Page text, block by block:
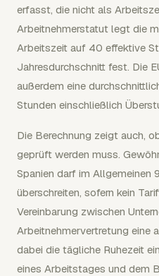
erfasst, die nicht als
Arbeitnehmerstatut legt die
Arbeitszeit auf 40 effektive
Jahresdurchschnitt fest. Die
außerdem eine
Stunden einschließlich
Die Berechnung zeigt auch,
geprüft werden muss.
Spanien darf im Allgemeinen
überschreiten, sofern kein
Vereinbarung zwischen
Arbeitnehmervertretung eine
dabei die tägliche Ruhezeit
eines Arbeitstages und dem